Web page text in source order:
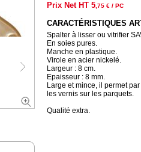
Prix Net HT 5 ,75 € / PC
CARACTÉRISTIQUES
Spalter à lisser ou vitrifier
En soies pures.
Manche en plastique.
Virole en acier nickelé.
Largeur : 8 cm.
Epaisseur : 8 mm.
Large et mince, il permet
les vernis sur les parquets.
Qualité extra.